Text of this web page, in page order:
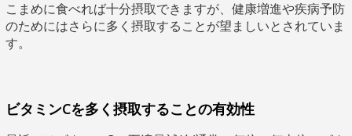
こまめに食べれば十分摂取できますが、健康増進や疾病予防
のためにはさらに多く摂取することが望ましいとされていま
す。
ビタミンCを多く摂取することの有効性